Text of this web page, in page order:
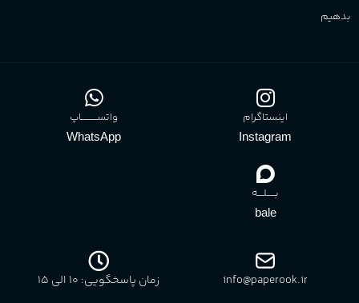
بدهیم
اینستاگرام
Instagram
واتســــــــــاپ
WhatsApp
بـــــلــــه
bale
info@paperook.ir زمان پاسخگویی: 10 الی ۱5